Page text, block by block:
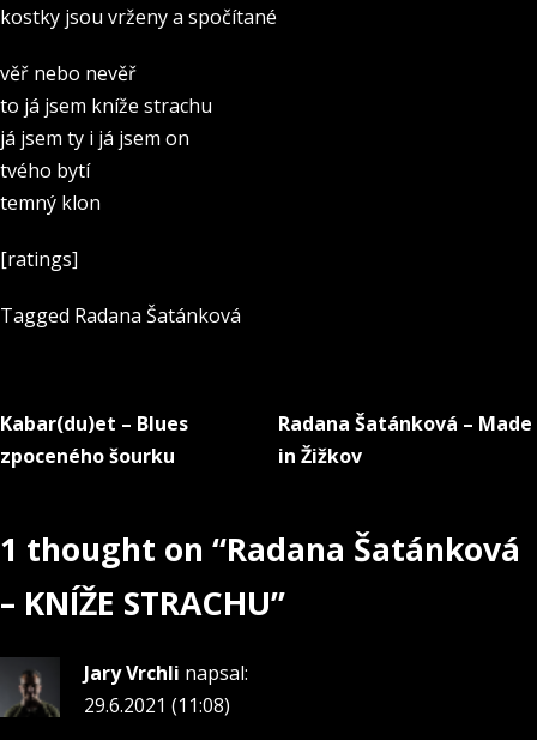
kostky jsou vrženy a spočítané
věř nebo nevěř
to já jsem kníže strachu
já jsem ty i já jsem on
tvého bytí
temný klon
[ratings]
Tagged Radana Šatánková
Navigace
příspěvek
Kabar(du)et – Blues
zpoceného šourku
Radana Šatánková – Made
in Žižkov
1 thought on “Radana Šatánková
– KNÍŽE STRACHU”
Jary Vrchli napsal:
29.6.2021 (11:08)